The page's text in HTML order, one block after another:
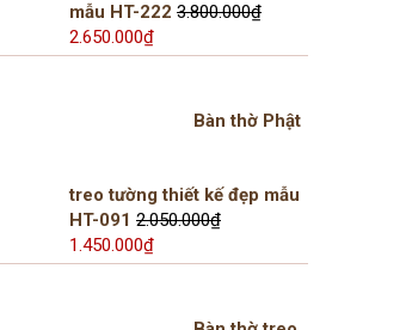
mẫu HT-222 3.800.000₫
Giá
gốc
2.650.000₫Giá
hiện
Bàn thờ Phật
treo tường thiết kế đẹp mẫu
HT-091 2.050.000₫
Giá
gốc
1.450.000₫Giá
hiện